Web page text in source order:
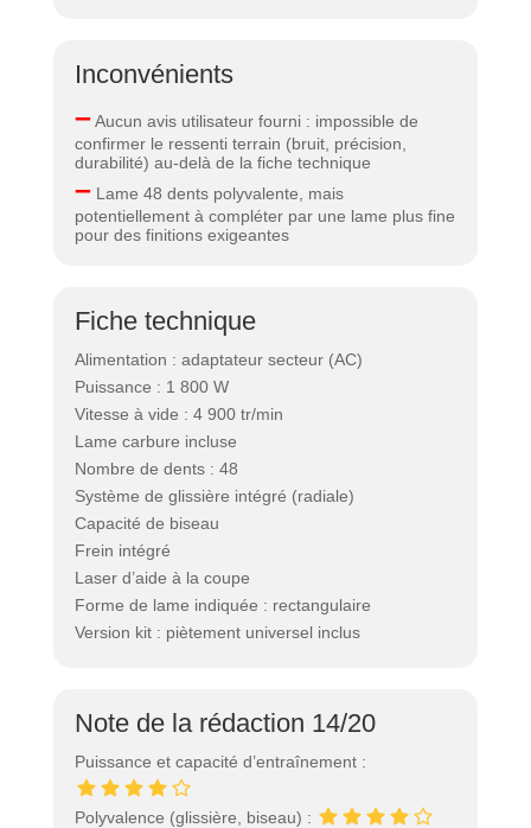
Inconvénients
–Aucun avis utilisateur fourni : impossible de
confirmer le ressenti terrain (bruit, précision,
durabilité) au-delà de la fiche technique
–Lame 48 dents polyvalente, mais
potentiellement à compléter par une lame plus fine
pour des finitions exigeantes
Fiche technique
Alimentation : adaptateur secteur (AC)
Puissance : 1 800 W
Vitesse à vide : 4 900 tr/min
Lame carbure incluse
Nombre de dents : 48
Système de glissière intégré (radiale)
Capacité de biseau
Frein intégré
Laser d’aide à la coupe
Forme de lame indiquée : rectangulaire
Version kit : piètement universel inclus
Note de la rédaction 14/20
Puissance et capacité d’entraînement :
Polyvalence (glissière, biseau) :